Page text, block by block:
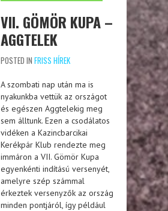
VII. GÖMÖR KUPA –
AGGTELEK
POSTED IN FRISS HÍREK
A szombati nap után ma is
nyakunkba vettük az országot
és egészen Aggtelekig meg
sem álltunk. Ezen a csodálatos
vidéken a Kazincbarcikai
Kerékpár Klub rendezte meg
immáron a VII. Gömör Kupa
egyenkénti indítású versenyét,
amelyre szép számmal
érkeztek versenyzők az ország
minden pontjáról, így például